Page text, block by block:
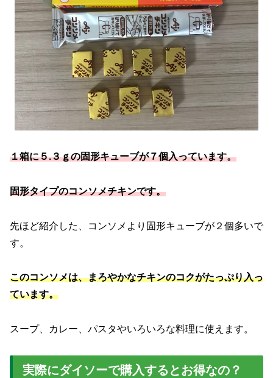
１箱に５.３ｇの固形キューブが７個入っています。
固形タイプのコンソメチキンです。
先ほど紹介した、コンソメより固形キューブが２個多いで
す。
このコンソメは、まろやかなチキンのコクがたっぷり入っ
ています。
スープ、カレー、パスタやいろいろな料理に使えます。
実際にダイソーで購入するとお得なの？